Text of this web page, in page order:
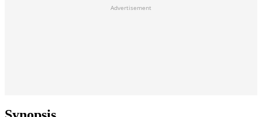
Advertisement